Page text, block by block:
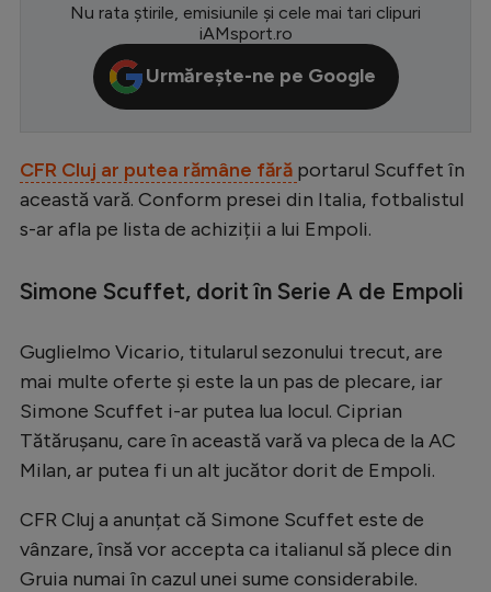
Champions League
Europa League
Conference League
Premier League
LaLiga
Bundesliga
Ligue 1
Campionate
Starurile fotbalului
EURO 2024
Clasamente
Nu rata știrile, emisiunile și cele mai tari clipuri
iAMsport.ro
Urmărește-ne pe Google
CFR Cluj ar putea rămâne fără portarul Scuffet în
această vară. Conform presei din Italia, fotbalistul
s-ar afla pe lista de achiziții a lui Empoli.
Simone Scuffet, dorit în Serie A de Empoli
Guglielmo Vicario, titularul sezonului trecut, are
mai multe oferte și este la un pas de plecare, iar
Simone Scuffet i-ar putea lua locul. Ciprian
Tătărușanu, care în această vară va pleca de la AC
Milan, ar putea fi un alt jucător dorit de Empoli.
CFR Cluj a anunțat că Simone Scuffet este de
vânzare, însă vor accepta ca italianul să plece din
Gruia numai în cazul unei sume considerabile.